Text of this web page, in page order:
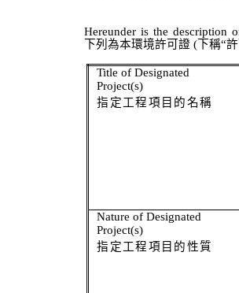
Hereunder is the description
下列為本環境許可證 (下稱“
Title of Designated
Project(s)
指定工程項目的名稱
Nature of Designated
Project(s)
指定工程項目的性質